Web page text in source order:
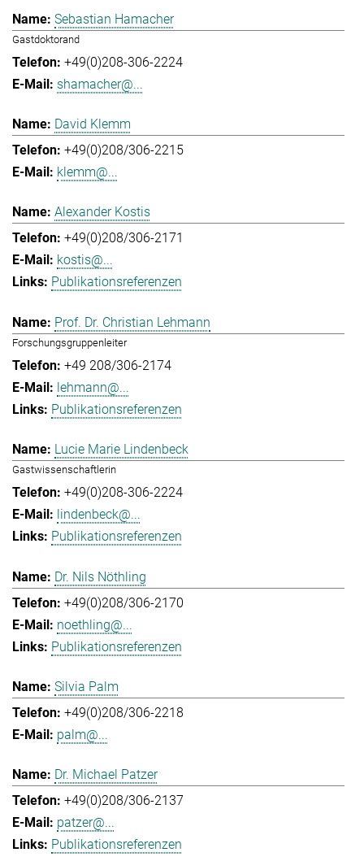
Sebastian Hamacher
Gastdoktorand
+49(0)208-306-2224
shamacher@...
David Klemm
+49(0)208/306-2215
klemm@...
Alexander Kostis
+49(0)208/306-2171
kostis@...
Publikationsreferenzen
Prof. Dr. Christian Lehmann
Forschungsgruppenleiter
+49 208/306-2174
lehmann@...
Publikationsreferenzen
Lucie Marie Lindenbeck
Gastwissenschaftlerin
+49(0)208-306-2224
lindenbeck@...
Publikationsreferenzen
Dr. Nils Nöthling
+49(0)208/306-2170
noethling@...
Publikationsreferenzen
Silvia Palm
+49(0)208/306-2218
palm@...
Dr. Michael Patzer
+49(0)208/306-2137
patzer@...
Publikationsreferenzen